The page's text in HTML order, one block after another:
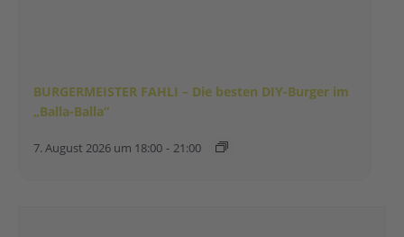
BURGERMEISTER FAHLI – Die besten DIY-Burger im
„Balla-Balla“
7. August 2026 um 18:00 - 21:00